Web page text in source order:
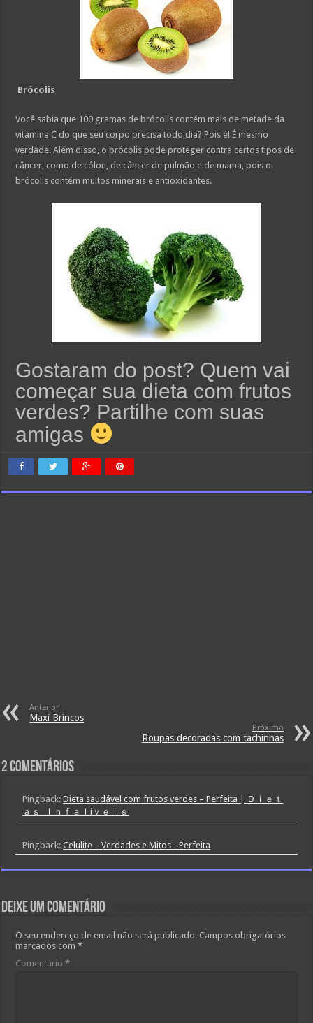
Brócolis
Você sabia que 100 gramas de brócolis contém mais de metade da
vitamina C do que seu corpo precisa todo dia? Pois é! É mesmo
verdade. Além disso, o brócolis pode proteger contra certos tipos de
câncer, como de cólon, de câncer de pulmão e de mama, pois o
brócolis contém muitos minerais e antioxidantes.
Gostaram do post? Quem vai
começar sua dieta com frutos
verdes? Partilhe com suas
amigas
Anterior
Maxi Brincos
Próximo
Roupas decoradas com tachinhas
2 comentários
Pingback:Dieta saudável com frutos verdes – Perfeita | Ｄｉｅｔ
ａｓ Ｉｎｆａｌíｖｅｉｓ
Pingback:Celulite – Verdades e Mitos - Perfeita
Deixe um comentário
O seu endereço de email não será publicado. Campos obrigatórios
marcados com*
Comentário*